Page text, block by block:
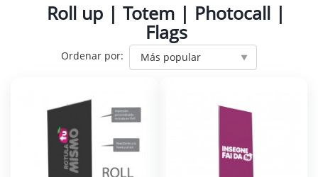
Roll up | Totem | Photocall |
Flags
Ordenar por: Más popular ▼